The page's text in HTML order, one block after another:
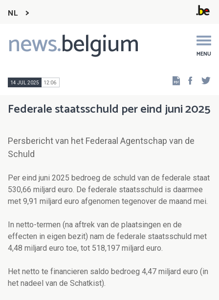
NL
news.belgium MENU
Main
navigation
14 JUL 2025 12:06
Federale staatsschuld per eind juni 2025
Persbericht van het Federaal Agentschap van de
Schuld
Per eind juni 2025 bedroeg de schuld van de federale staat
530,66 miljard euro. De federale staatsschuld is daarmee
met 9,91 miljard euro afgenomen tegenover de maand mei.
In netto-termen (na aftrek van de plaatsingen en de
effecten in eigen bezit) nam de federale staatsschuld met
4,48 miljard euro toe, tot 518,197 miljard euro.
Het netto te financieren saldo bedroeg 4,47 miljard euro (in
het nadeel van de Schatkist).